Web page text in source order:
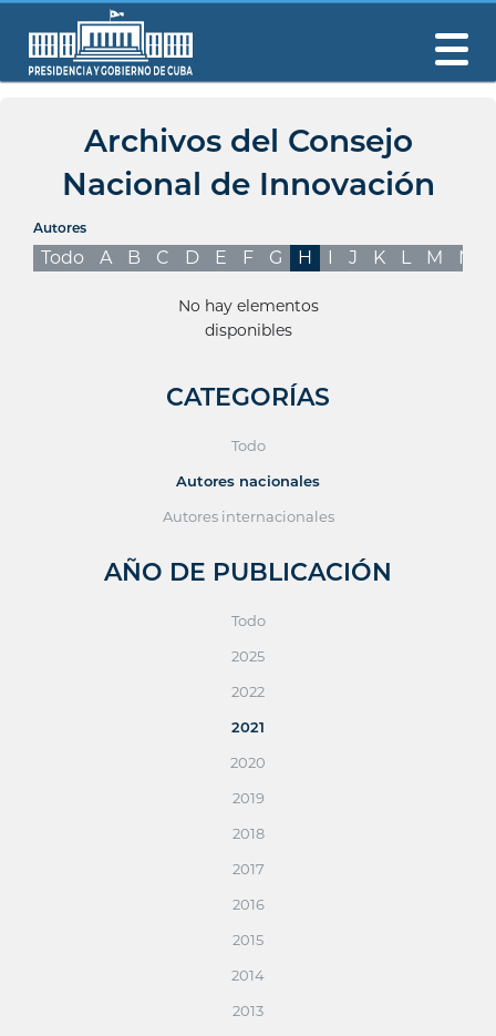
Archivos del Consejo
Nacional de Innovación
Autores
Todo A B C D E F G H I J K L M N
No hay elementos
disponibles
CATEGORÍAS
Todo
Autores nacionales
Autores internacionales
AÑO DE PUBLICACIÓN
Todo
2025
2022
2021
2020
2019
2018
2017
2016
2015
2014
2013